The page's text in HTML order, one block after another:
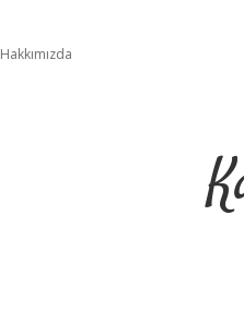
Hakkımızda